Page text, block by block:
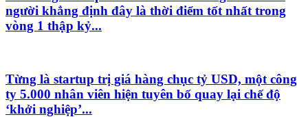
người khẳng định đây là thời điểm tốt nhất trong
vòng 1 thập kỷ...
Từng là startup trị giá hàng chục tỷ USD, một công
ty 5.000 nhân viên hiện tuyên bố quay lại chế độ
‘khởi nghiệp’...